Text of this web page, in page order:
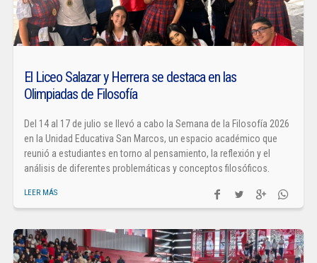
El Liceo Salazar y Herrera se destaca en las
Olimpiadas de Filosofía
Del 14 al 17 de julio se llevó a cabo la Semana de la Filosofía 2026
en la Unidad Educativa San Marcos, un espacio académico que
reunió a estudiantes en torno al pensamiento, la reflexión y el
análisis de diferentes problemáticas y conceptos filosóficos.
LEER MÁS